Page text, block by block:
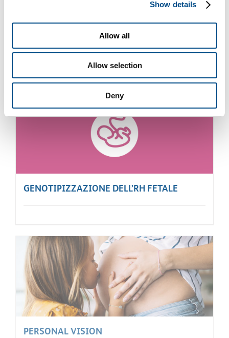
Show details
Allow all
Allow selection
Deny
CARRIER DONNA
GENOTIPIZZAZIONE DELL’RH FETALE
PERSONAL VISION